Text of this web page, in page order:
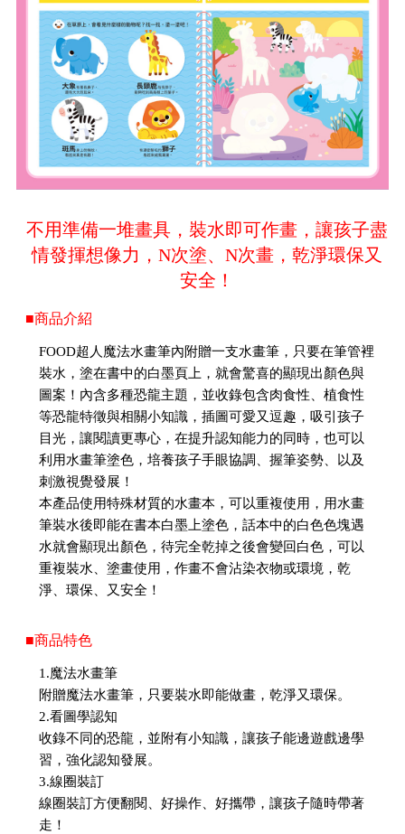
不用準備一堆畫具，裝水即可作畫，讓孩子盡
情發揮想像力，N次塗、N次畫，乾淨環保又
安全！
■商品介紹
FOOD超人魔法水畫筆內附贈一支水畫筆，只要在筆管裡
裝水，塗在書中的白墨頁上，就會驚喜的顯現出顏色與
圖案！內含多種恐龍主題，並收錄包含肉食性、植食性
等恐龍特徵與相關小知識，插圖可愛又逗趣，吸引孩子
目光，讓閱讀更專心，在提升認知能力的同時，也可以
利用水畫筆塗色，培養孩子手眼協調、握筆姿勢、以及
刺激視覺發展！
本產品使用特殊材質的水畫本，可以重複使用，用水畫
筆裝水後即能在書本白墨上塗色，話本中的白色色塊遇
水就會顯現出顏色，待完全乾掉之後會變回白色，可以
重複裝水、塗畫使用，作畫不會沾染衣物或環境，乾
淨、環保、又安全！
■商品特色
1.魔法水畫筆
附贈魔法水畫筆，只要裝水即能做畫，乾淨又環保。
2.看圖學認知
收錄不同的恐龍，並附有小知識，讓孩子能邊遊戲邊學
習，強化認知發展。
3.線圈裝訂
線圈裝訂方便翻閱、好操作、好攜帶，讓孩子隨時帶著
走！